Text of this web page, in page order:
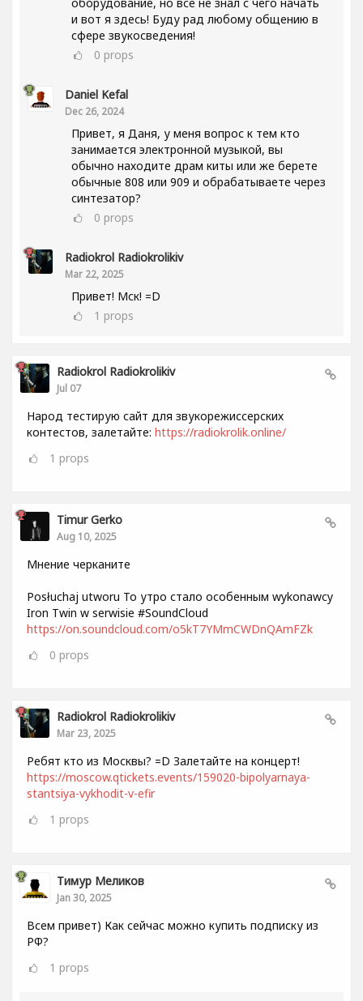
и вот я здесь! Буду рад любому общению в
сфере звукосведения!
0 props
Daniel Kefal
Dec 26, 2024
Привет, я Даня, у меня вопрос к тем кто
занимается электронной музыкой, вы
обычно находите драм киты или же берете
обычные 808 или 909 и обрабатываете через
синтезатор?
0 props
Radiokrol Radiokrolikiv
Mar 22, 2025
Привет! Мск! =D
1 props
Radiokrol Radiokrolikiv
Jul 07
Народ тестирую сайт для звукорежиссерских
контестов, залетайте: https://radiokrolik.online/
1 props
Timur Gerko
Aug 10, 2025
Мнение черканите
Posłuchaj utworu То утро стало особенным wykonawcy
Iron Twin w serwisie #SoundCloud
https://on.soundcloud.com/o5kT7YMmCWDnQAmFZk
0 props
Radiokrol Radiokrolikiv
Mar 23, 2025
Ребят кто из Москвы? =D Залетайте на концерт!
https://moscow.qtickets.events/159020-bipolyarnaya-
stantsiya-vykhodit-v-efir
1 props
Тимур Меликов
Jan 30, 2025
Всем привет) Как сейчас можно купить подписку из
РФ?
1 props